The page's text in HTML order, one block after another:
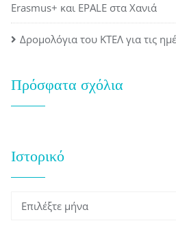
Erasmus+ και EPALE στα Χανιά
Δρομολόγια του ΚΤΕΛ για τις
Πρόσφατα σχόλια
Ιστορικό
Ιστορικό